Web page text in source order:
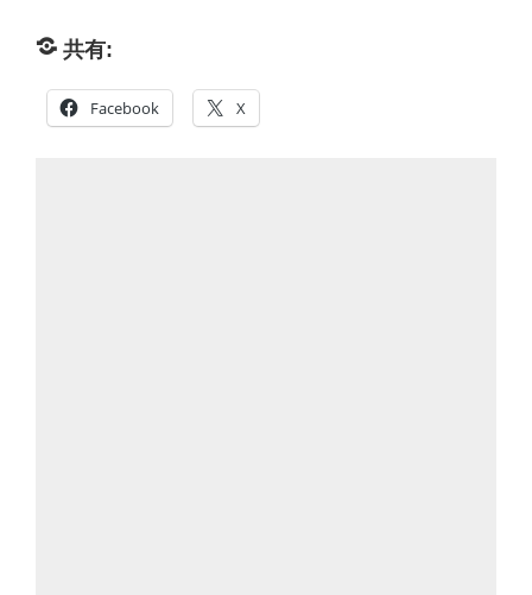
共有:
Facebook X